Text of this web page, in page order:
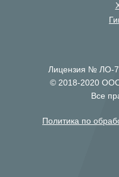
Лицензия № ЛО-
© 2018-2020
Все
Политика по